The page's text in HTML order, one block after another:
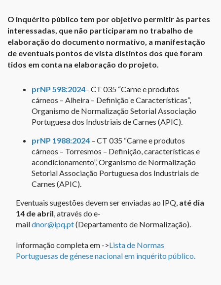
O inquérito público tem por objetivo permitir às partes
interessadas, que não participaram no trabalho de
elaboração do documento normativo, a manifestação
de eventuais pontos de vista distintos dos que foram
tidos em conta na elaboração do projeto.
prNP 598:2024– CT 035 “Carne e produtos
cárneos – Alheira – Definição e Características”,
Organismo de Normalização Setorial Associação
Portuguesa dos Industriais de Carnes (APIC).
prNP 1988:2024– CT 035 “Carne e produtos
cárneos – Torresmos – Definição, características e
acondicionamento”, Organismo de Normalização
Setorial Associação Portuguesa dos Industriais de
Carnes (APIC).
Eventuais sugestões devem ser enviadas ao IPQ, até dia
14 de abril, através do e-
maildnor@ipq.pt(Departamento de Normalização).
Informação completa em ->Lista de Normas
Portuguesas de génese nacional em inquérito público.